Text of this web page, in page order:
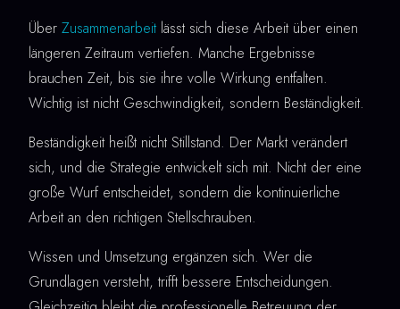
Über Zusammenarbeit lässt sich diese Arbeit über einen
längeren Zeitraum vertiefen. Manche Ergebnisse
brauchen Zeit, bis sie ihre volle Wirkung entfalten.
Wichtig ist nicht Geschwindigkeit, sondern Beständigkeit.
Beständigkeit heißt nicht Stillstand. Der Markt verändert
sich, und die Strategie entwickelt sich mit. Nicht der eine
große Wurf entscheidet, sondern die kontinuierliche
Arbeit an den richtigen Stellschrauben.
Wissen und Umsetzung ergänzen sich. Wer die
Grundlagen versteht, trifft bessere Entscheidungen.